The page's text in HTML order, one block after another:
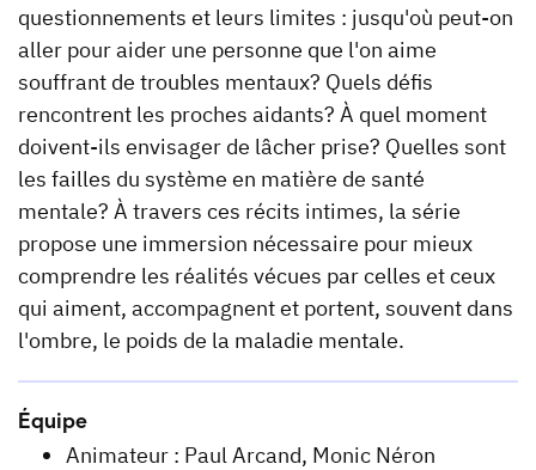
questionnements et leurs limites : jusqu'où peut-on
aller pour aider une personne que l'on aime
souffrant de troubles mentaux? Quels défis
rencontrent les proches aidants? À quel moment
doivent-ils envisager de lâcher prise? Quelles sont
les failles du système en matière de santé
mentale? À travers ces récits intimes, la série
propose une immersion nécessaire pour mieux
comprendre les réalités vécues par celles et ceux
qui aiment, accompagnent et portent, souvent dans
l'ombre, le poids de la maladie mentale.
Équipe
Animateur : Paul Arcand, Monic Néron